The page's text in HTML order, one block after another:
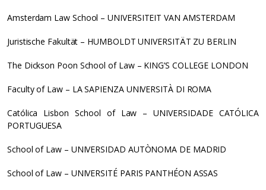
Amsterdam Law School – UNIVERSITEIT VAN AMSTERDAM
Juristische Fakultät – HUMBOLDT UNIVERSITÄT ZU BERLIN
The Dickson Poon School of Law – KING’S COLLEGE LONDON
Faculty of Law – LA SAPIENZA UNIVERSITÀ DI ROMA
Católica Lisbon School of Law – UNIVERSIDADE CATÓLICA
PORTUGUESA
School of Law – UNIVERSIDAD AUTÒNOMA DE MADRID
School of Law – UNIVERSITÉ PARIS PANTHÉON ASSAS